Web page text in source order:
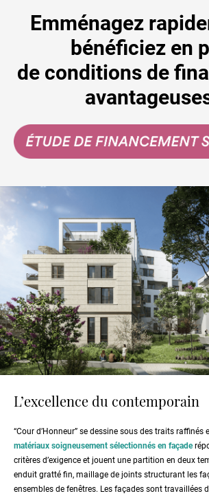
Emménagez
bénéficiez en
de conditions de
L’excellence du contemporain
“Cour d’Honneur” se dessine sous des traits raffinés
matériaux soigneusement sélectionnés en façade
critères d’exigence et jouent une partition en deux
enduit gratté fin, maillage de joints structurant les
ensembles de fenêtres. Les façades sont travaillées